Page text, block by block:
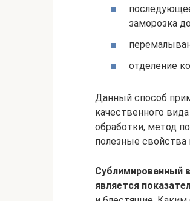
заморозка
отделение
Данный способ
качественного
обработки, метод
полезные свойства
Сублимированный
является